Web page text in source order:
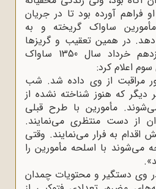
فراهم آورده بود تا در جریان
ساواک گریخته و به
در همین تعقیب و گریزها
بود که در آستانه پانزدهم خرداد سال 1350 ساواک
اعلام کرد:
مراقبت از وی داده شد. شب
دیگر که هنوز شناخته نشده از
مأمورین با طرح قبلی
از دست منتظری می‌نمایند.
اقدام به فرار می‌نمایند. وقتی
می‌شوند با اسلحه مأمورین را
.«
وی دستگیر و محتویات چمدان